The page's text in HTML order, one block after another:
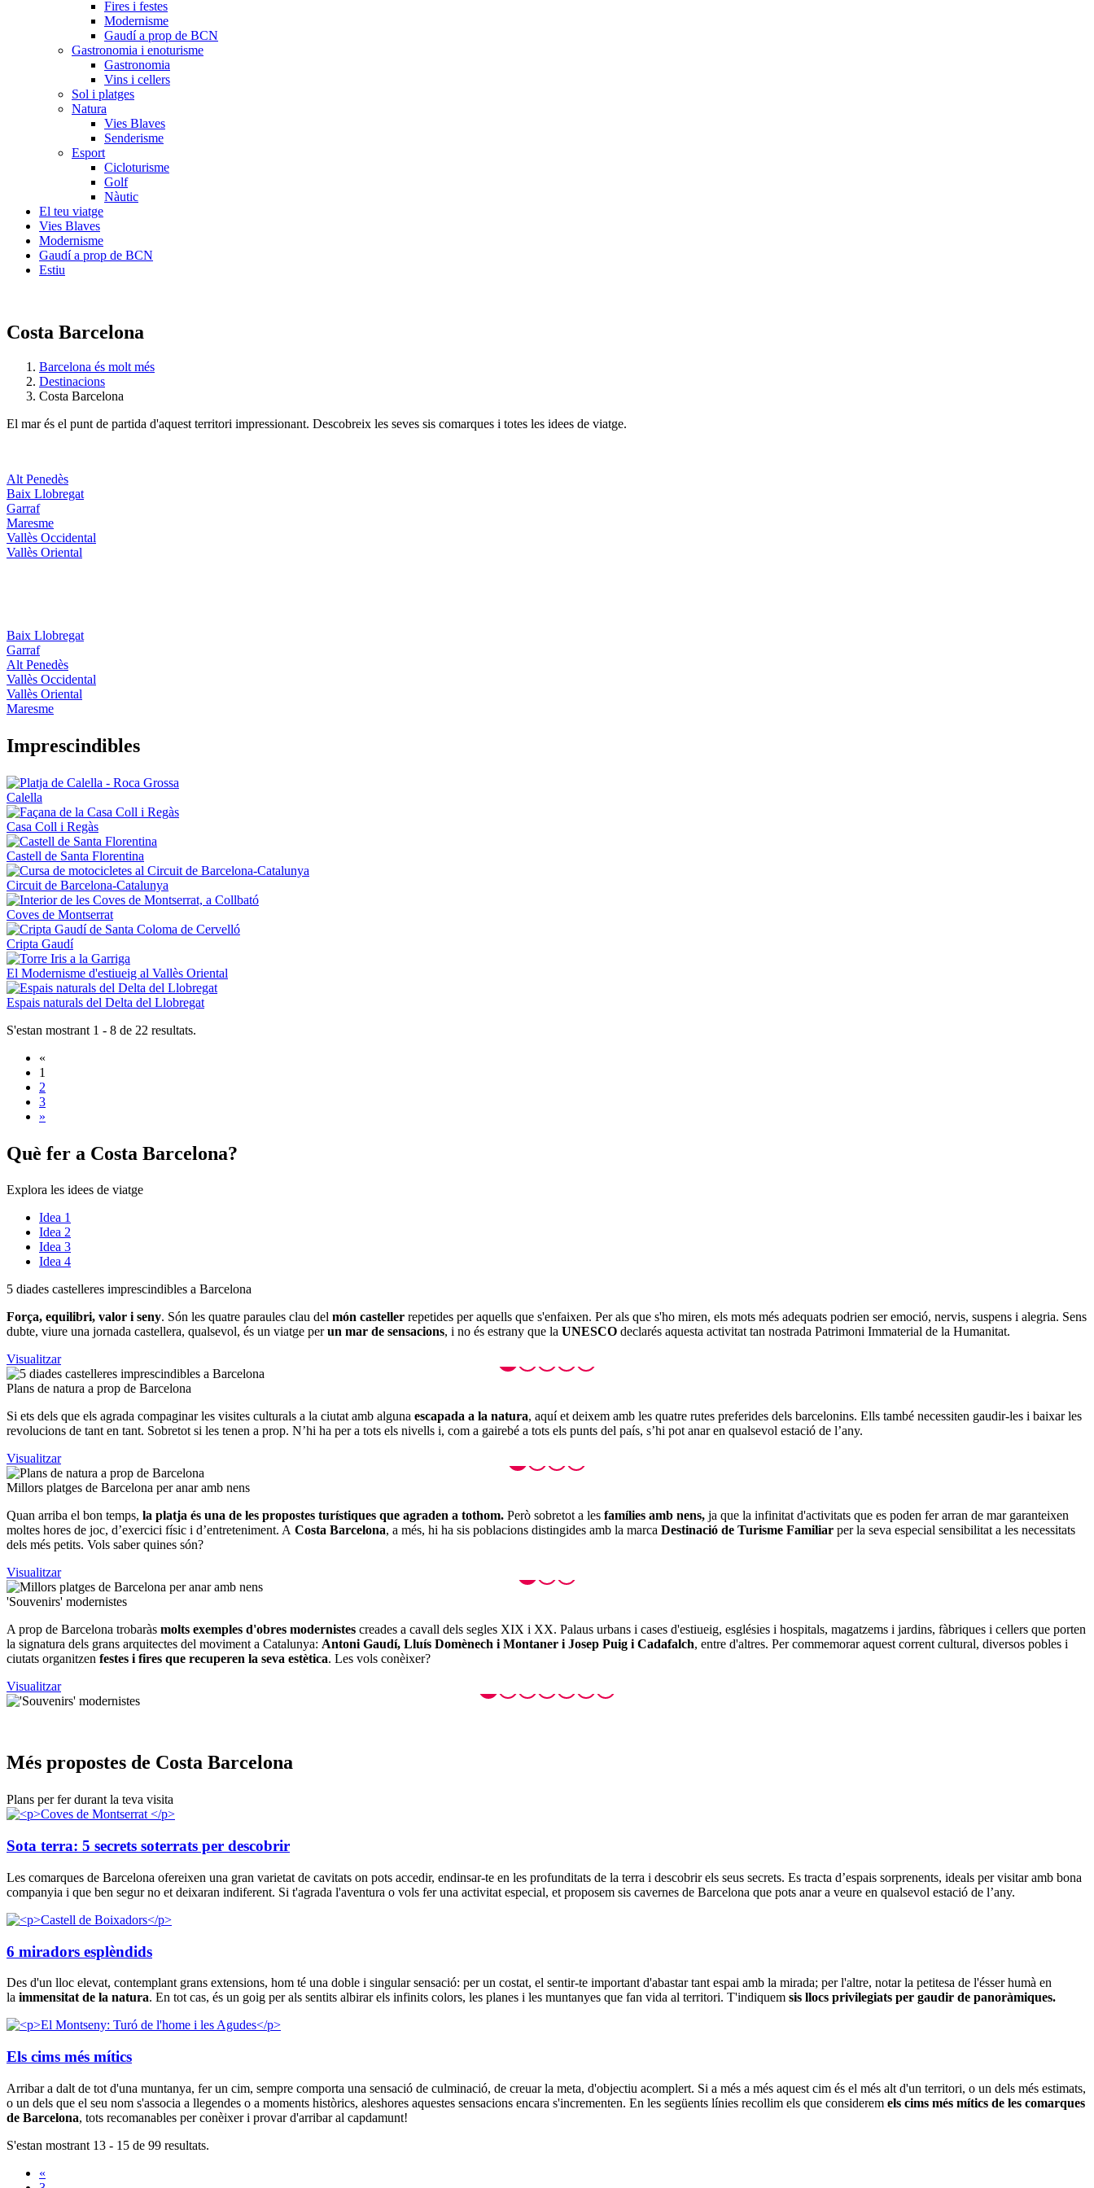
Fires i festes
Modernisme
Gaudí a prop de BCN
Gastronomia i enoturisme
Gastronomia
Vins i cellers
Sol i platges
Natura
Vies Blaves
Senderisme
Esport
Cicloturisme
Golf
Nàutic
El teu viatge
Vies Blaves
Modernisme
Gaudí a prop de BCN
Estiu
Costa Barcelona
Barcelona és molt més
Destinacions
Costa Barcelona
El mar és el punt de partida d'aquest territori impressionant. Descobreix les seves sis comarques i totes les idees de viatge.
Alt Penedès
Baix Llobregat
Garraf
Maresme
Vallès Occidental
Vallès Oriental
Baix Llobregat
Garraf
Alt Penedès
Vallès Occidental
Vallès Oriental
Maresme
Imprescindibles
Calella
Casa Coll i Regàs
Castell de Santa Florentina
Circuit de Barcelona-Catalunya
Coves de Montserrat
Cripta Gaudí
El Modernisme d'estiueig al Vallès Oriental
Espais naturals del Delta del Llobregat
S'estan mostrant 1 - 8 de 22 resultats.
«
1
2
3
»
Què fer a Costa Barcelona?
Explora les idees de viatge
Idea 1
Idea 2
Idea 3
Idea 4
5 diades castelleres imprescindibles a Barcelona
Força, equilibri, valor i seny. Són les quatre paraules clau del món casteller repetides per aquells que s'enfaixen. Per als que s'ho miren, els mots més adequats podrien ser emoció, nervis, suspens i alegria. Sens
dubte, viure una jornada castellera, qualsevol, és un viatge perun mar de sensacions, i no és estrany que la UNESCO declarés aquesta activitat tan nostrada Patrimoni Immaterial de la Humanitat.
Visualitzar
Plans de natura a prop de Barcelona
Si ets dels que els agrada compaginar les visites culturals a la ciutat amb alguna escapada a la natura, aquí et deixem amb les quatre rutes preferides dels barcelonins. Ells també necessiten gaudir-les i baixar les
revolucions de tant en tant. Sobretot si les tenen a prop. N’hi ha per a tots els nivells i, com a gairebé a tots els punts del país, s’hi pot anar en qualsevol estació de l’any.
Visualitzar
Millors platges de Barcelona per anar amb nens
Quan arriba el bon temps, la platja és una de les propostes turístiques que agraden a tothom. Però sobretot a les famílies amb nens, ja que la infinitat d'activitats que es poden fer arran de mar garanteixen
moltes hores de joc, d’exercici físic i d’entreteniment. A Costa Barcelona, a més, hi ha sis poblacions distingides amb la marca Destinació de Turisme Familiar per la seva especial sensibilitat a les necessitats
dels més petits. Vols saber quines són?
Visualitzar
'Souvenirs' modernistes
A prop de Barcelona trobaràs molts exemples d'obres modernistes creades a cavall dels segles XIX i XX. Palaus urbans i cases d'estiueig, esglésies i hospitals, magatzems i jardins, fàbriques i cellers que porten
la signatura dels grans arquitectes del moviment a Catalunya: Antoni Gaudí, Lluís Domènech i Montaner i Josep Puig i Cadafalch, entre d'altres. Per commemorar aquest corrent cultural, diversos pobles i
ciutats organitzen festes i fires que recuperen la seva estètica. Les vols conèixer?
Visualitzar
Més propostes de Costa Barcelona
Plans per fer durant la teva visita
Sota terra: 5 secrets soterrats per descobrir
Les comarques de Barcelona ofereixen una gran varietat de cavitats on pots accedir, endinsar-te en les profunditats de la terra i descobrir els seus secrets. Es tracta d’espais sorprenents, ideals per visitar amb bona
companyia i que ben segur no et deixaran indiferent. Si t'agrada l'aventura o vols fer una activitat especial, et proposem sis cavernes de Barcelona que pots anar a veure en qualsevol estació de l’any.
6 miradors esplèndids
Des d'un lloc elevat, contemplant grans extensions, hom té una doble i singular sensació: per un costat, el sentir-te important d'abastar tant espai amb la mirada; per l'altre, notar la petitesa de l'ésser humà en
la immensitat de la natura. En tot cas, és un goig per als sentits albirar els infinits colors, les planes i les muntanyes que fan vida al territori. T'indiquem sis llocs privilegiats per gaudir de panoràmiques.
Els cims més mítics
Arribar a dalt de tot d'una muntanya, fer un cim, sempre comporta una sensació de culminació, de creuar la meta, d'objectiu acomplert. Si a més a més aquest cim és el més alt d'un territori, o un dels més estimats,
o un dels que el seu nom s'associa a llegendes o a moments històrics, aleshores aquestes sensacions encara s'incrementen. En les següents línies recollim els que considerem els cims més mítics de les comarques
de Barcelona, tots recomanables per conèixer i provar d'arribar al capdamunt!
S'estan mostrant 13 - 15 de 99 resultats.
«